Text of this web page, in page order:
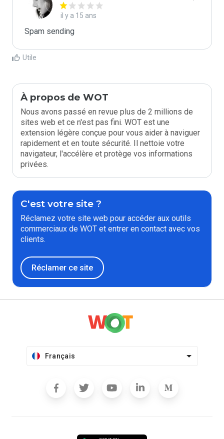
il y a 15 ans
Spam sending
Utile
À propos de WOT
Nous avons passé en revue plus de 2 millions de
sites web et ce n'est pas fini. WOT est une
extension légère conçue pour vous aider à naviguer
rapidement et en toute sécurité. Il nettoie votre
navigateur, l'accélère et protège vos informations
privées.
C'est votre site ?
Réclamez votre site web pour accéder aux outils
commerciaux de WOT et entrer en contact avec vos
clients.
Réclamer ce site
Français